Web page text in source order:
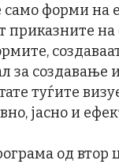
само форми
приказните на
за
туѓите
јасно и
од